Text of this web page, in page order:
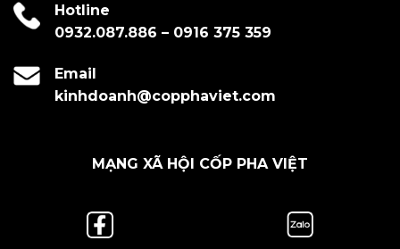
Hotline
0932.087.886 – 0916 375 359
Email
kinhdoanh@copphaviet.com
MẠNG XÃ HỘI CỐP PHA VIỆT